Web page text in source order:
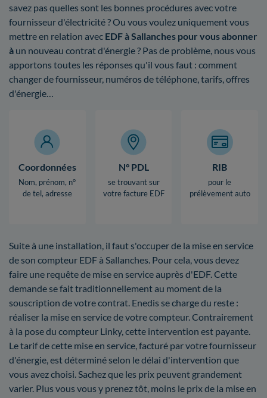
savez pas quelles sont les bonnes procédures avec votre
fournisseur d'électricité ? Ou vous voulez uniquement vous
mettre en relation avec EDF à Sallanches pour vous abonner
à un nouveau contrat d'énergie ? Pas de problème, nous vous
apportons toutes les réponses qu'il vous faut : comment
changer de fournisseur, numéros de téléphone, tarifs, offres
d'énergie…
Coordonnées
Nom, prénom, n°
de tel, adresse
N° PDL
se trouvant sur
votre facture EDF
RIB
pour le
prélèvement auto
Suite à une installation, il faut s'occuper de la mise en service
de son compteur EDF à Sallanches. Pour cela, vous devez
faire une requête de mise en service auprès d'EDF. Cette
demande se fait traditionnellement au moment de la
souscription de votre contrat. Enedis se charge du reste :
réaliser la mise en service de votre compteur. Contrairement
à la pose du compteur Linky, cette intervention est payante.
Le tarif de cette mise en service, facturé par votre fournisseur
d'énergie, est déterminé selon le délai d'intervention que
vous avez choisi. Sachez que les prix peuvent grandement
varier. Plus vous vous y prenez tôt, moins le prix de la mise en